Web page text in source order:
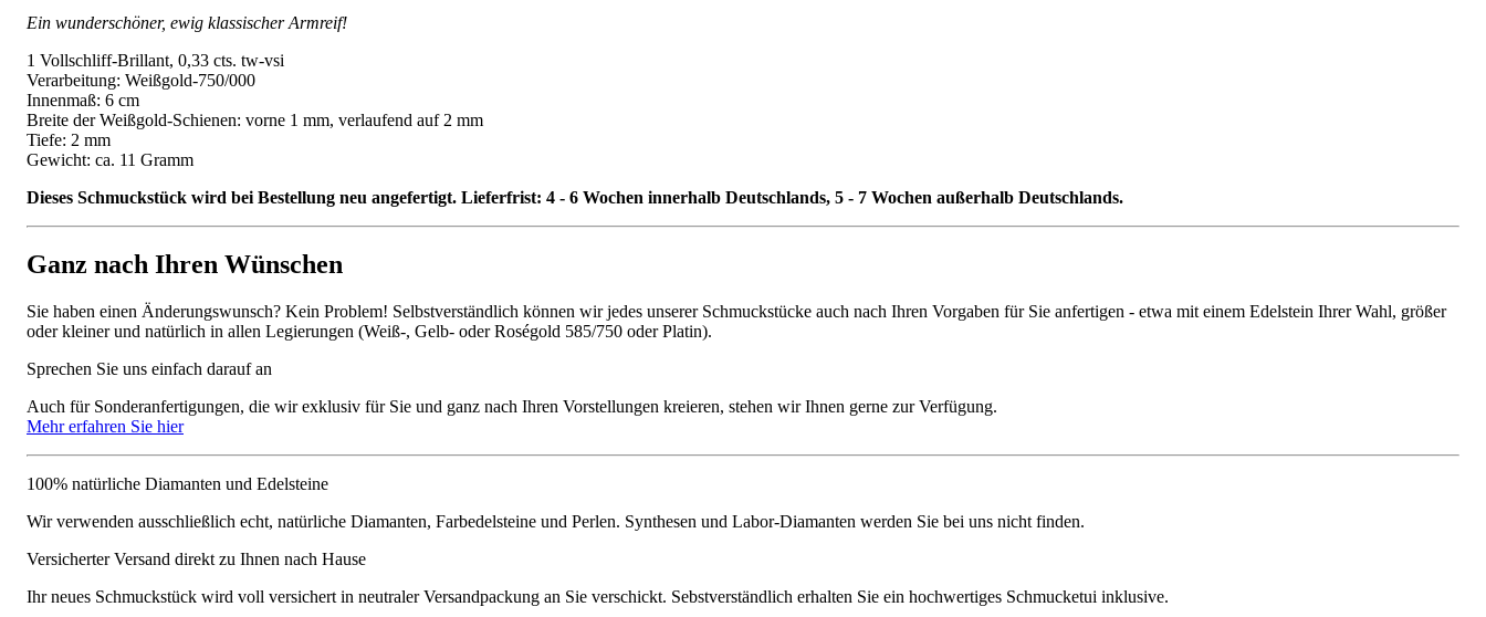
Ein wunderschöner, ewig klassischer Armreif!
1 Vollschliff-Brillant, 0,33 cts. tw-vsi
Verarbeitung: Weißgold-750/000
Innenmaß: 6 cm
Breite der Weißgold-Schienen: vorne 1 mm, verlaufend auf 2 mm
Tiefe: 2 mm
Gewicht: ca. 11 Gramm
Dieses Schmuckstück wird bei Bestellung neu angefertigt. Lieferfrist: 4 - 6 Wochen innerhalb Deutschlands, 5 - 7 Wochen außerhalb Deutschlands.
Ganz nach Ihren Wünschen
Sie haben einen Änderungswunsch? Kein Problem! Selbstverständlich können wir jedes unserer Schmuckstücke auch nach Ihren Vorgaben für Sie anfertigen - etwa mit einem Edelstein Ihrer Wahl, größer
oder kleiner und natürlich in allen Legierungen (Weiß-, Gelb- oder Roségold 585/750 oder Platin).
Sprechen Sie uns einfach darauf an
Auch für Sonderanfertigungen, die wir exklusiv für Sie und ganz nach Ihren Vorstellungen kreieren, stehen wir Ihnen gerne zur Verfügung.
Mehr erfahren Sie hier
100% natürliche Diamanten und Edelsteine
Wir verwenden ausschließlich echt, natürliche Diamanten, Farbedelsteine und Perlen. Synthesen und Labor-Diamanten werden Sie bei uns nicht finden.
Versicherter Versand direkt zu Ihnen nach Hause
Ihr neues Schmuckstück wird voll versichert in neutraler Versandpackung an Sie verschickt. Sebstverständlich erhalten Sie ein hochwertiges Schmucketui inklusive.